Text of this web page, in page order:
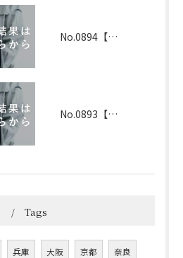
No.0894【兵庫】2026年3月19日 入札結果
No.0893【兵庫】2026年3月25日 入札結果
Tags
兵庫 大阪 京都 奈良